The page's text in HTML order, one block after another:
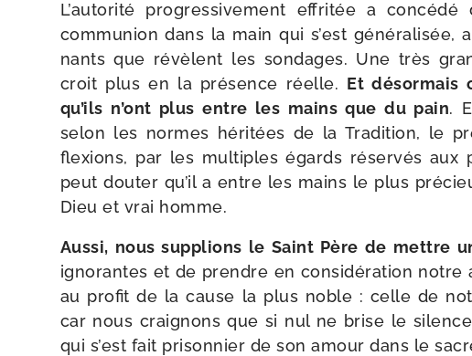
L’autorité pro­gres­si­ve­ment effri­tée a
com­mu­nion dans la main qui s’est géné­ra­li­sée,
nants que révèlent les son­dages. Une très
croit plus en la pré­sence réelle. Et désor­mais
qu’ils n’ont plus entre les mains que du pain.
selon les normes héri­tées de la Tradition, le
flexions, par les mul­tiples égards réser­vés aux
peut dou­ter qu’il a entre les mains le plus
Dieu et vrai homme.
Aussi, nous sup­plions le Saint Père de mettre
igno­rantes et de prendre en consi­dé­ra­tion notre
au pro­fit de la cause la plus noble : celle de
car nous crai­gnons que si nul ne brise le
qui s’est fait pri­son­nier de son amour dans le